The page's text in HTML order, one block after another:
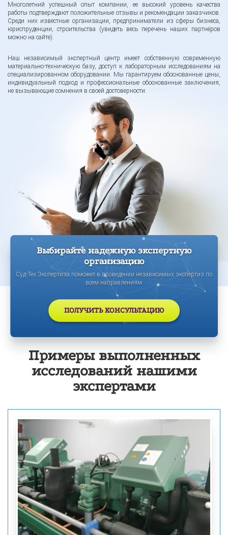
Многолетний успешный опыт компании, ее высокий уровень качества
работы подтверждают положительные отзывы и рекомендации заказчиков.
Среди них известные организации, предприниматели из сферы бизнеса,
юриспруденции, строительства (увидеть весь перечень наших партнёров
можно на сайте).
Наш независимый экспертный центр имеет собственную современную
материально-техническую базу, доступ к лабораторным исследованиям на
специализированном оборудовании. Мы гарантируем обоснованные цены,
индивидуальный подход и профессиональные обоснованные заключения,
не вызывающие сомнения в своей достоверности.
Выбирайте надежную экспертную
организацию
Суд-Тех Экспертиза поможет в проведении независимых экспертиз по
всем направлениям
ПОЛУЧИТЬ КОНСУЛЬТАЦИЮ
Примеры выполненных
исследований нашими
экспертами